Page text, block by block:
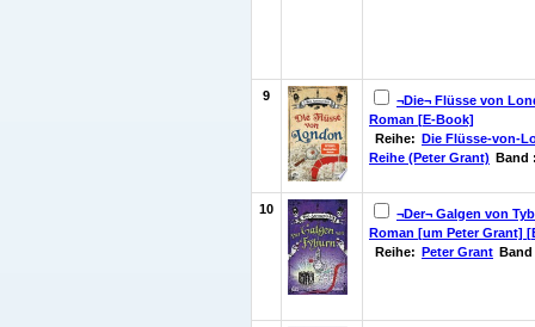
9
¬Die¬ Flüsse von
Roman [E-Book]
Reihe: Die Flüsse-von-
Reihe (Peter Grant) Band
10
¬Der¬ Galgen von
Roman [um Peter Grant]
Reihe: Peter Grant Band